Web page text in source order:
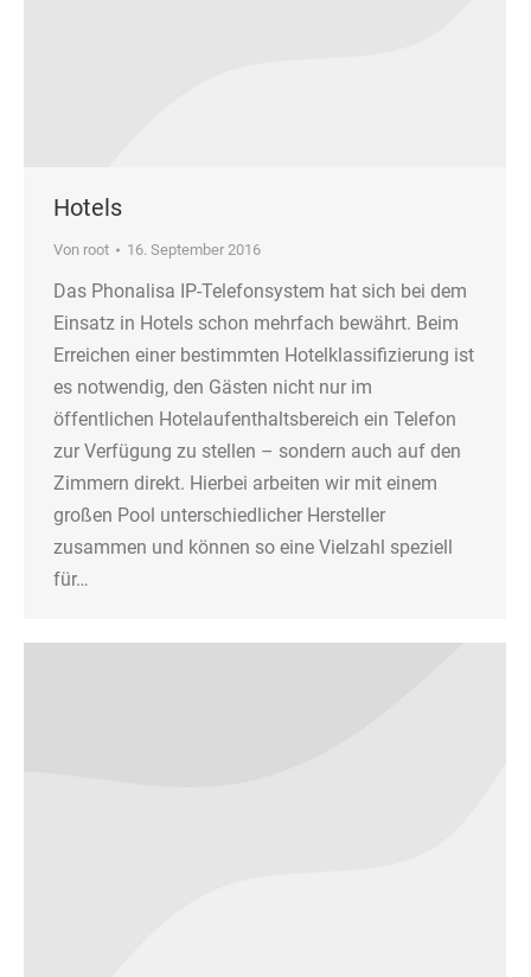
Hotels
Von root 16. September 2016
Das Phonalisa IP-Telefonsystem hat sich bei dem
Einsatz in Hotels schon mehrfach bewährt. Beim
Erreichen einer bestimmten Hotelklassifizierung ist
es notwendig, den Gästen nicht nur im
öffentlichen Hotelaufenthaltsbereich ein Telefon
zur Verfügung zu stellen – sondern auch auf den
Zimmern direkt. Hierbei arbeiten wir mit einem
großen Pool unterschiedlicher Hersteller
zusammen und können so eine Vielzahl speziell
für…